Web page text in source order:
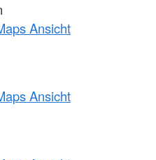
Ansicht
Ansicht